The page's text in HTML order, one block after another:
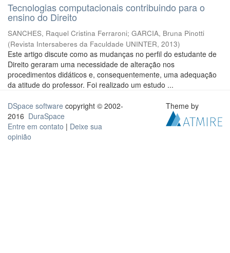
Tecnologias computacionais contribuindo para o
ensino do Direito
SANCHES, Raquel Cristina Ferraroni; GARCIA, Bruna Pinotti
(Revista Intersaberes da Faculdade UNINTER, 2013)
Este artigo discute como as mudanças no perfil do estudante de
Direito geraram uma necessidade de alteração nos
procedimentos didáticos e, consequentemente, uma adequação
da atitude do professor. Foi realizado um estudo ...
DSpace software copyright © 2002-
2016 DuraSpace
Entre em contato | Deixe sua
opinião
Theme by